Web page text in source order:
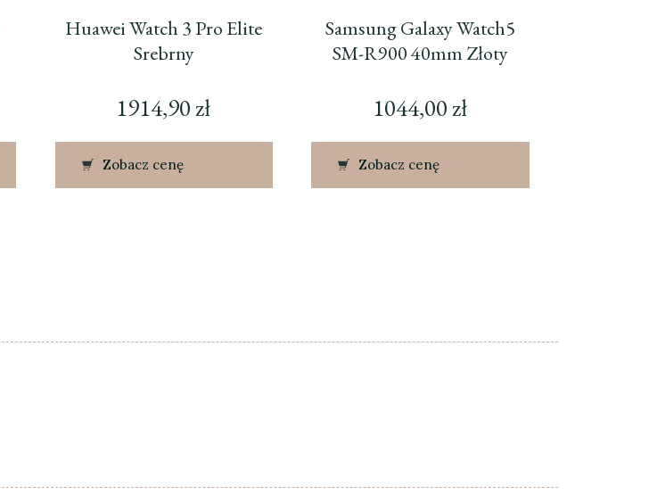
Huawei Watch 3 Pro Elite
Srebrny
1914,90zł
Zobacz cenę
Samsung Galaxy Watch5
SM-R900 40mm Złoty
1044,00zł
Zobacz cenę